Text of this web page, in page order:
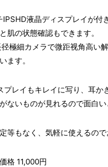
IPSHD液晶ディスプレイが付
肌の状態確認もできます。
極細カメラで微距视角高い
ます。
プレイもキレイに写り、耳
ないものが見れるので面白い
等もなく、気軽に使えるので
格 11,000円